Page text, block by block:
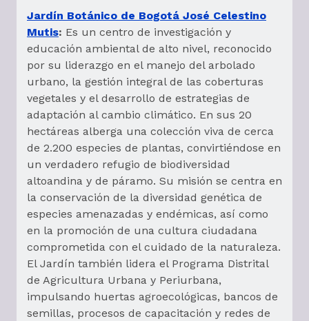
Jardín Botánico de Bogotá José Celestino
Mutis: Es un centro de investigación y
educación ambiental de alto nivel, reconocido
por su liderazgo en el manejo del arbolado
urbano, la gestión integral de las coberturas
vegetales y el desarrollo de estrategias de
adaptación al cambio climático. En sus 20
hectáreas alberga una colección viva de cerca
de 2.200 especies de plantas, convirtiéndose en
un verdadero refugio de biodiversidad
altoandina y de páramo. Su misión se centra en
la conservación de la diversidad genética de
especies amenazadas y endémicas, así como
en la promoción de una cultura ciudadana
comprometida con el cuidado de la naturaleza.
El Jardín también lidera el Programa Distrital
de Agricultura Urbana y Periurbana,
impulsando huertas agroecológicas, bancos de
semillas, procesos de capacitación y redes de